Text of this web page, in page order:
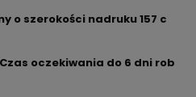
o szerokości nadruku 157 c
oczekiwania do 6 dni rob